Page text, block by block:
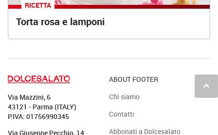
RICETTA
Torta rosa e lamponi
keyboard_arrow_up
Via Mazzini, 6
43121 - Parma (ITALY)
P.IVA: 01756990345
Via Giuseppe Pecchio, 14
ABOUT FOOTER
Chi siamo
Contatti
Abbonati a Dolcesalato